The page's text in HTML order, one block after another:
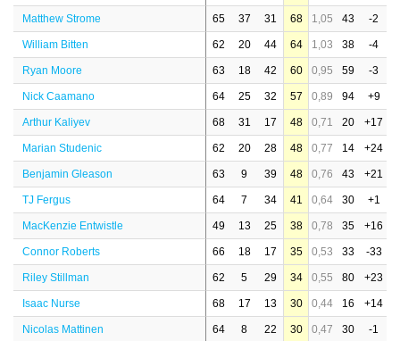
Matthew Strome 65 37 31 68 1,05 43 -2
William Bitten 62 20 44 64 1,03 38 -4
Ryan Moore 63 18 42 60 0,95 59 -3
Nick Caamano 64 25 32 57 0,89 94 +9
Arthur Kaliyev 68 31 17 48 0,71 20 +17
Marian Studenic 62 20 28 48 0,77 14 +24
Benjamin Gleason 63 9 39 48 0,76 43 +21
TJ Fergus 64 7 34 41 0,64 30 +1
MacKenzie Entwistle 49 13 25 38 0,78 35 +16
Connor Roberts 66 18 17 35 0,53 33 -33
Riley Stillman 62 5 29 34 0,55 80 +23
Isaac Nurse 68 17 13 30 0,44 16 +14
Nicolas Mattinen 64 8 22 30 0,47 30 -1